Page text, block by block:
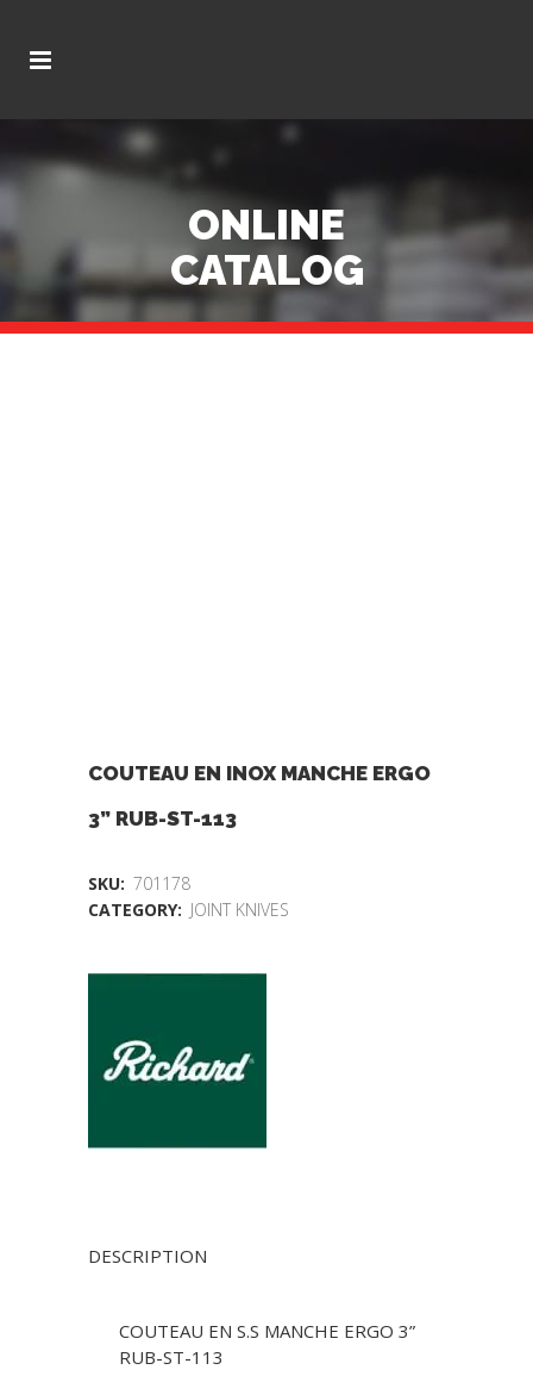
ONLINE
CATALOG
COUTEAU EN INOX MANCHE ERGO
3” RUB-ST-113
SKU: 701178
CATEGORY: JOINT KNIVES
DESCRIPTION
COUTEAU EN S.S MANCHE ERGO 3”
RUB-ST-113